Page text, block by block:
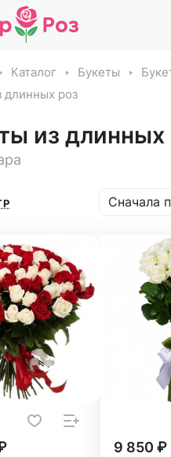
Каталог Букеты
длинных роз
из длинных
Сначала
9 850 ₽